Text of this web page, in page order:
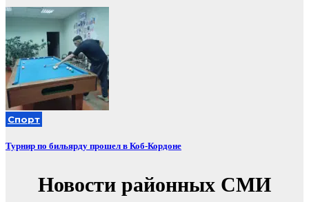
Спорт
Турнир по бильярду прошел в Коб-Кордоне